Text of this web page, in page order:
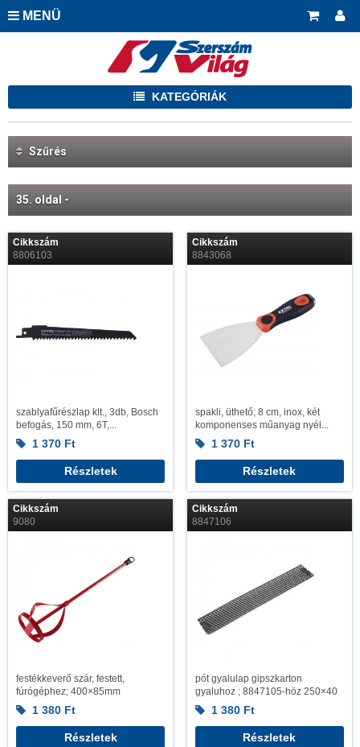
MENÜ
KATEGÓRIÁK
Szűrés
35. oldal -
Cikkszám
8806103
szablyafűrészlap klt., 3db, Bosch
befogás, 150 mm, 6T,...
1 370 Ft
Részletek
Cikkszám
8843068
spakli, üthető; 8 cm, inox, két
komponenses műanyag nyél...
1 370 Ft
Részletek
Cikkszám
9080
festékkeverő szár, festett,
fúrógéphez; 400×85mm
1 380 Ft
Részletek
Cikkszám
8847106
pót gyalulap gipszkarton
gyaluhoz ; 8847105-höz 250×40
1 380 Ft
Részletek